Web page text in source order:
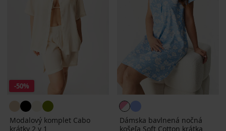
-50%
Modalový komplet Cabo
krátky 2 v 1
Dámska bavlnená nočná
košeľa Soft Cotton krátka